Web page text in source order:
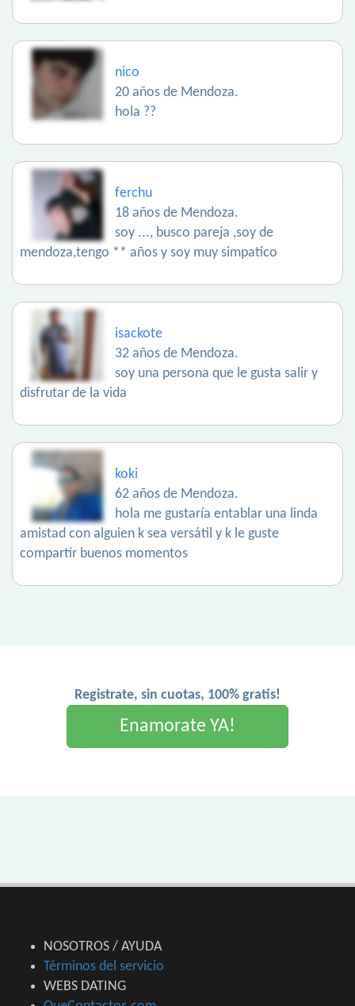
nico
20 años de Mendoza.
hola ??
ferchu
18 años de Mendoza.
soy ..., busco pareja ,soy de
mendoza,tengo ** años y soy muy simpatico
isackote
32 años de Mendoza.
soy una persona que le gusta salir y
disfrutar de la vida
koki
62 años de Mendoza.
hola me gustaría entablar una linda
amistad con alguien k sea versátil y k le guste
compartir buenos momentos
Registrate, sin cuotas, 100% gratis!
Enamorate YA!
NOSOTROS / AYUDA
Términos del servicio
WEBS DATING